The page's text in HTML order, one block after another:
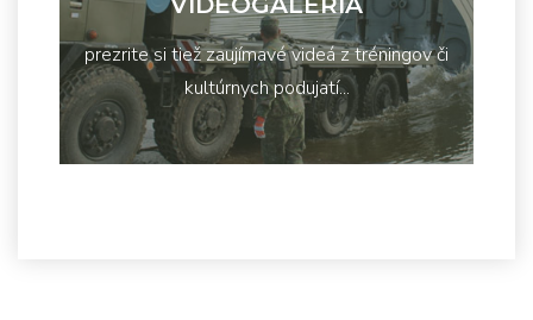
prezrite si tiež zaujímavé videá z tréningov či
kultúrnych podujatí...